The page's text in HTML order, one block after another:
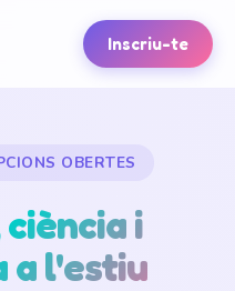
Inscriu-te
OBERTES
i
a l'estiu